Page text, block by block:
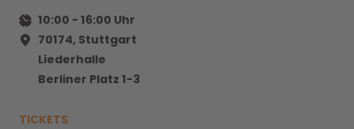
10:00 - 16:00 Uhr
70174, Stuttgart
Liederhalle
Berliner Platz 1-3
TICKETS